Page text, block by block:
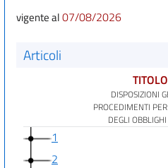
vigente al07/08/2026
Articoli
DISPOSIZIONI
PROCEDIMENTI
DEGLI
1
2